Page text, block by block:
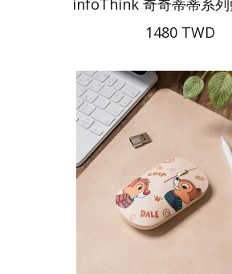
infoThink 奇奇蒂蒂系列
1480 TWD